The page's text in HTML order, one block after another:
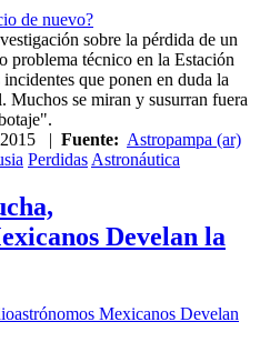
sobre la pérdida de un
problema técnico en la Estación
que ponen en duda la
Muchos se miran y susurran fuera
| Fuente: Astropampa (ar)
Perdidas Astronáutica
Develan la